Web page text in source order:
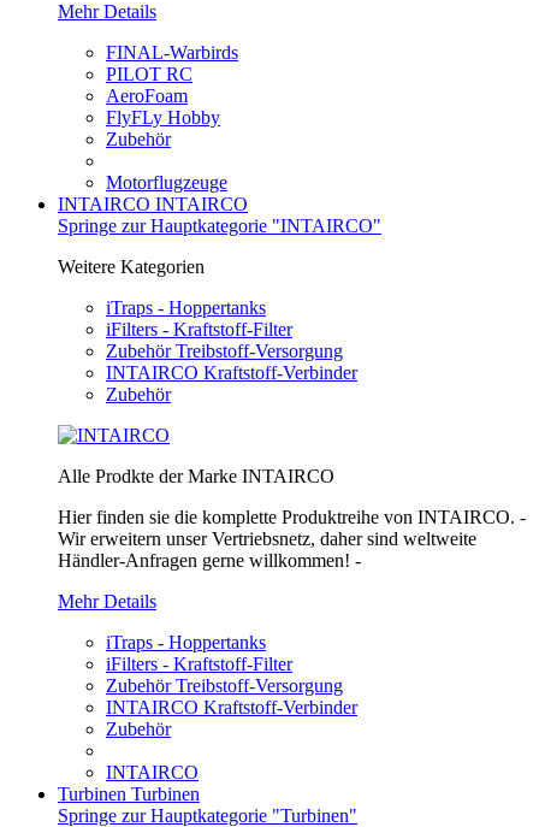
Mehr Details
FINAL-Warbirds
PILOT RC
AeroFoam
FlyFLy Hobby
Zubehör
Motorflugzeuge
INTAIRCO INTAIRCO
Springe zur Hauptkategorie "INTAIRCO"
Weitere Kategorien
iTraps - Hoppertanks
iFilters - Kraftstoff-Filter
Zubehör Treibstoff-Versorgung
INTAIRCO Kraftstoff-Verbinder
Zubehör
Alle Prodkte der Marke INTAIRCO
Hier finden sie die komplette Produktreihe von INTAIRCO. -
Wir erweitern unser Vertriebsnetz, daher sind weltweite
Händler-Anfragen gerne willkommen! -
Mehr Details
iTraps - Hoppertanks
iFilters - Kraftstoff-Filter
Zubehör Treibstoff-Versorgung
INTAIRCO Kraftstoff-Verbinder
Zubehör
INTAIRCO
Turbinen Turbinen
Springe zur Hauptkategorie "Turbinen"